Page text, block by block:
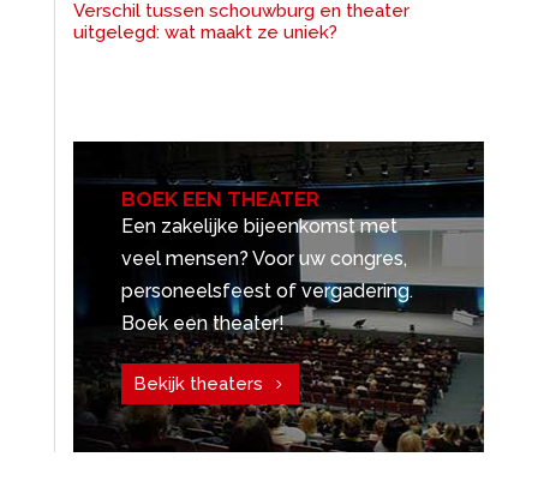
Verschil tussen schouwburg en theater
uitgelegd: wat maakt ze uniek?
BOEK EEN THEATER
Een zakelijke bijeenkomst met
veel mensen? Voor uw congres,
personeelsfeest of vergadering.
Boek een theater!
Bekijk theaters